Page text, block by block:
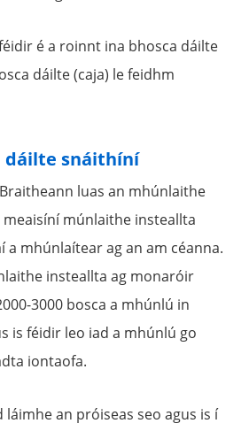
é a roinnt ina bhosca dáilte
dáilte (caja) le feidhm
dáilte snáithíní
Braitheann luas an mhúnlaithe
múnlaithe insteallta
a mhúnlaítear ag an am céanna.
insteallta ag monaróir
3000 bosca a mhúnlú in
is féidir leo iad a mhúnlú go
iontaofa.
láimhe an próiseas seo agus is í